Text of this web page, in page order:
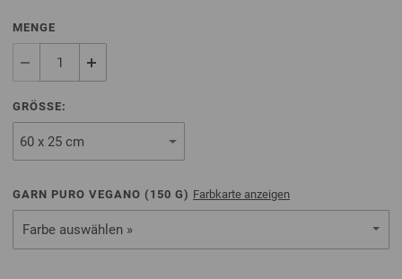
MENGE
GRÖSSE:
GARN PURO VEGANO ( 150 G) Farbkarte anzeigen
Farbe auswählen »